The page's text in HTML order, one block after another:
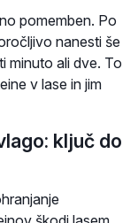
pomemben. Po
nanesti še
minuto ali dve. To
v lase in jim
ključ do